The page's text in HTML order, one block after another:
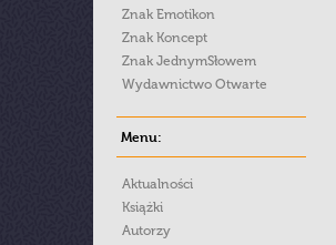
Znak Emotikon
Znak Koncept
Znak JednymSłowem
Wydawnictwo Otwarte
Menu:
Aktualności
Książki
Autorzy